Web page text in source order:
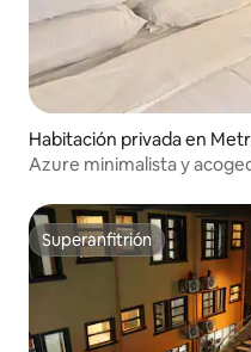
Habitación privada en
Azure minimalista y
Superanfitrión
Superanfitrión